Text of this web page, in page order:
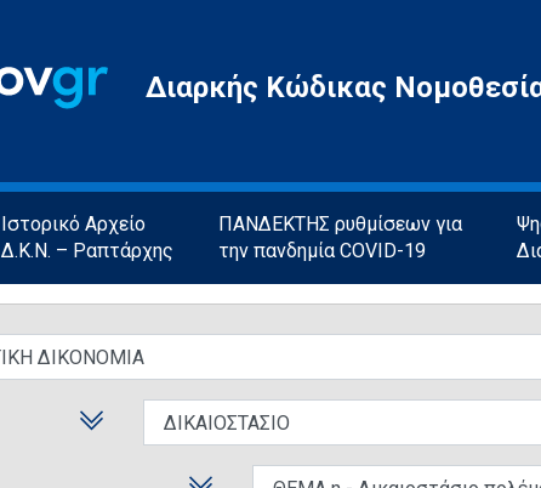
Διαρκής Κώδικας
Ιστορικό Αρχείο
Δ.Κ.Ν. – Ραπτάρχης
ΠΑΝΔΕΚΤΗΣ ρυθμίσεων για
την πανδημία COVID-19